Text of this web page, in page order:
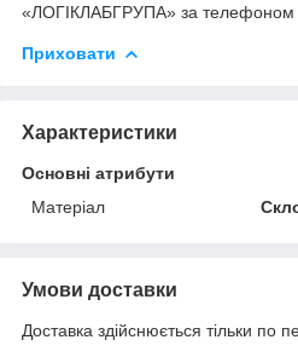
«ЛОГІКЛАБГРУПА» за телефоном
Приховати
Характеристики
Основні атрибути
Матеріал
Умови доставки
Доставка здійснюється тільки по